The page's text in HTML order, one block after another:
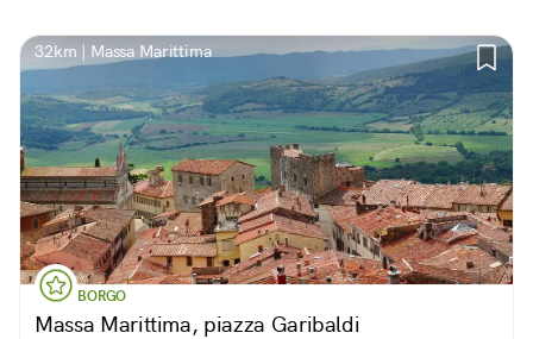
32km | Massa Marittima
BORGO
Massa Marittima, piazza Garibaldi